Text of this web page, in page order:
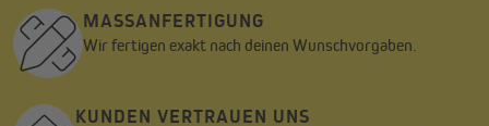
MASSANFERTIGUNG
Wir fertigen exakt nach deinen Wunschvorgaben.
KUNDEN VERTRAUEN UNS